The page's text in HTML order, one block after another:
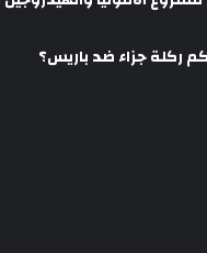
ركلة جزاء ضد باريس؟